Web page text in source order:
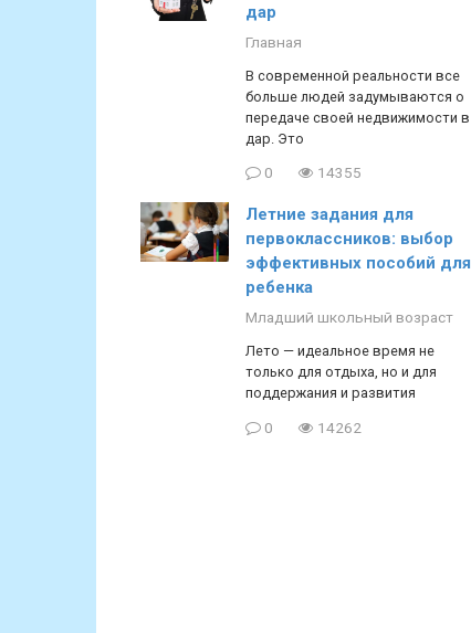
дар
Главная
В современной реальности все
больше людей задумываются о
передаче своей недвижимости в
дар. Это
0 14355
Летние задания для
первоклассников: выбор
эффективных пособий для
ребенка
Младший школьный возраст
Лето — идеальное время не
только для отдыха, но и для
поддержания и развития
0 14262